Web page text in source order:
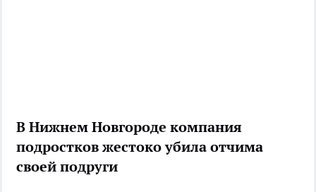
В Нижнем Новгороде компания
подростков жестоко убила отчима
своей подруги